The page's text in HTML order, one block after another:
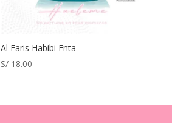
Al Faris Habibi Enta
S/ 18.00